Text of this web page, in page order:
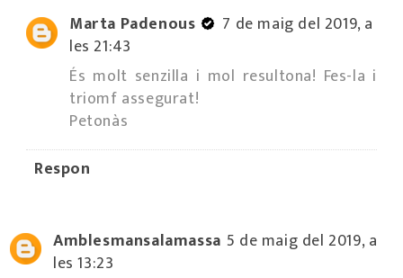
Marta Padenous
7 de maig del 2019, a
les 21:43
És molt senzilla i mol resultona! Fes-la i
triomf assegurat!
Petonàs
Respon
Amblesmansalamassa 5 de maig del 2019, a
les 13:23